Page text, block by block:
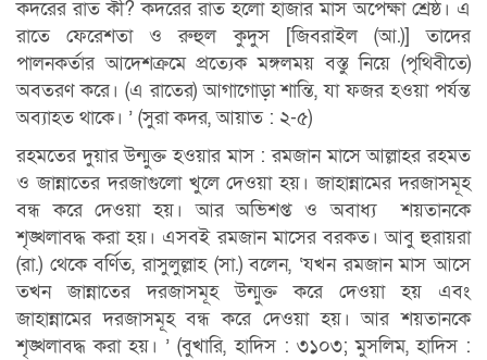
কদরের রাত কী? কদরের রাত হলো হাজার মাস অপেক্ষা শ্রেষ্ঠ। এ
রাতে ফেরেশতা ও রুহুল কুদুস [জিবরাইল (আ.)] তাদের
পালনকর্তার আদেশক্রমে প্রত্যেক মঙ্গলময় বস্তু নিয়ে (পৃথিবীতে)
অবতরণ করে। (এ রাতের) আগাগোড়া শান্তি, যা ফজর হওয়া পর্যন্ত
অব্যাহত থাকে। ’ (সুরা কদর, আয়াত : ২-৫)
রহমতের দুয়ার উন্মুক্ত হওয়ার মাস : রমজান মাসে আল্লাহর রহমত
ও জান্নাতের দরজাগুলো খুলে দেওয়া হয়। জাহান্নামের দরজাসমূহ
বন্ধ করে দেওয়া হয়। আর অভিশপ্ত ও অবাধ্য শয়তানকে
শৃঙ্খলাবদ্ধ করা হয়। এসবই রমজান মাসের বরকত। আবু হুরায়রা
(রা.) থেকে বর্ণিত, রাসুলুল্লাহ (সা.) বলেন, ‘যখন রমজান মাস আসে
তখন জান্নাতের দরজাসমূহ উন্মুক্ত করে দেওয়া হয় এবং
জাহান্নামের দরজাসমূহ বন্ধ করে দেওয়া হয়। আর শয়তানকে
শৃঙ্খলাবদ্ধ করা হয়। ’ (বুখারি, হাদিস : ৩১০৩; মুসলিম, হাদিস :